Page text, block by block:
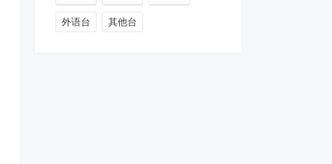
外语台 其他台